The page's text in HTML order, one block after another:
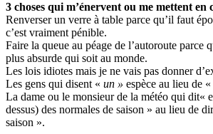
3 choses qui m’énervent ou me mettent en
Renverser un verre à table parce qu’il faut
c’est vraiment pénible.
Faire la queue au péage de l’autoroute parce
plus absurde qui soit au monde.
Les lois idiotes mais je ne vais pas donner
Les gens qui disent « un » espèce au lieu de
La dame ou le monsieur de la météo qui dit«
dessus) des normales de saison » au lieu de
saison ».